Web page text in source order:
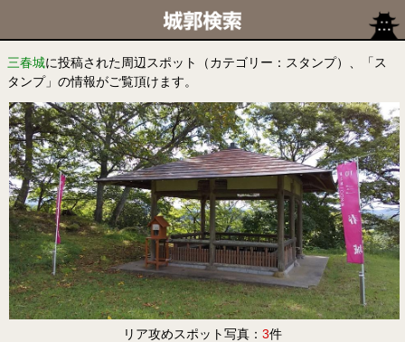
三春城に投稿された周辺スポット（カテゴリー：スタンプ）、「ス
タンプ」の情報がご覧頂けます。
リア攻めスポット写真： 3件